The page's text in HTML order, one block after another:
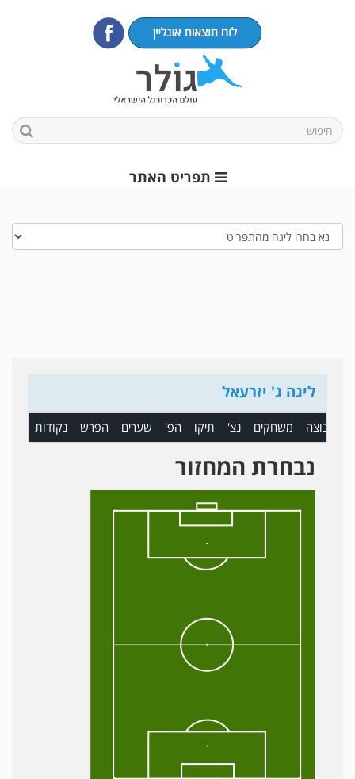
תפריט האתר
ליגה ג' יזרעאל
קבוצה משחקים נצ' תיקו הפ' שערים הפרש נקודות
נבחרת המחזור